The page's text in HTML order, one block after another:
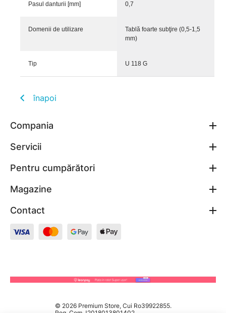
Pasul danturii [mm] 0,7
Domenii de utilizare
Tablă foarte subţire (0,5-1,5
mm)
Tip U 118 G
înapoi
Compania
Servicii
Pentru cumpărători
Magazine
Contact
© 2026 Premium Store, Cui Ro39922855.